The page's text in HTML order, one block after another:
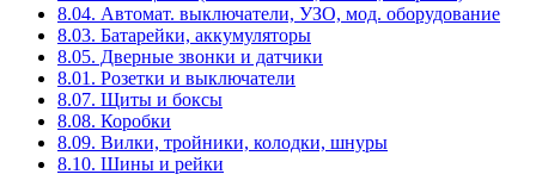
8.04. Автомат. выключатели, УЗО, мод. оборудование
8.03. Батарейки, аккумуляторы
8.05. Дверные звонки и датчики
8.01. Розетки и выключатели
8.07. Щиты и боксы
8.08. Коробки
8.09. Вилки, тройники, колодки, шнуры
8.10. Шины и рейки